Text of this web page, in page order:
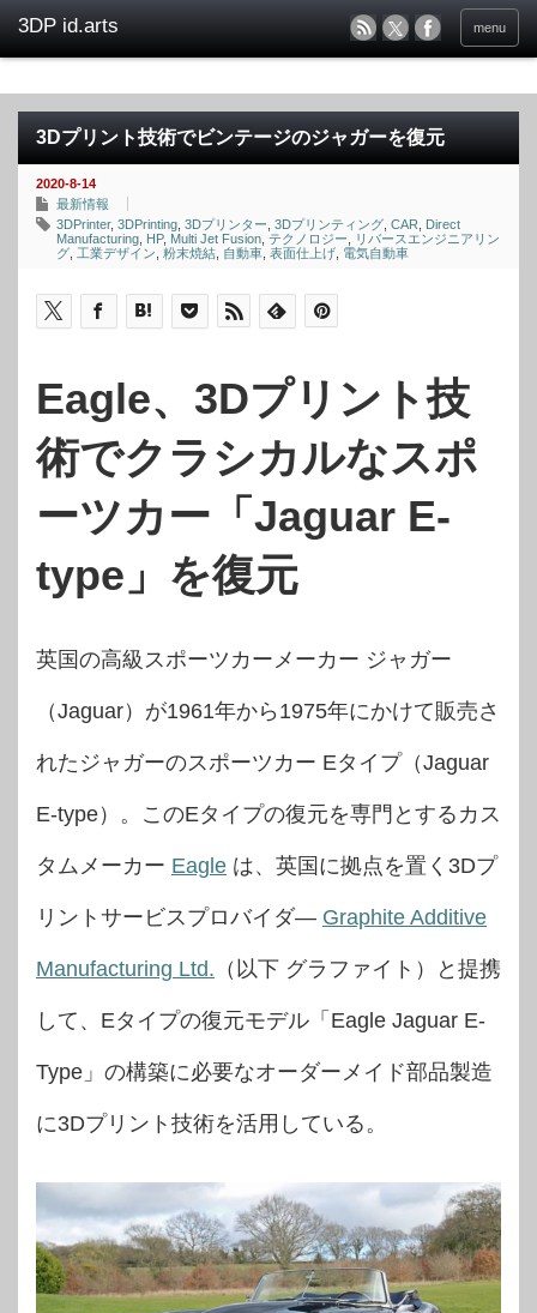
menu
3Dプリント技術でビンテージのジャガーを復元
2020-8-14
最新情報
3DPrinter, 3DPrinting 3Dプリンター 3Dプリンティング CAR
Direct
Manufacturing HP, Multi Jet Fusion テクノロジー
リバースエンジニアリン
グ 工業デザイン 粉末焼結 自動車 表面仕上げ 電気自動車
Eagle、3Dプリント技
術でクラシカルなスポ
ーツカー「Jaguar E-
type」を復元
英国の高級スポーツカーメーカー ジャガー
（Jaguar）が1961年から1975年にかけて販売さ
れたジャガーのスポーツカー Eタイプ（Jaguar
E-type）。このEタイプの復元を専門とするカス
タムメーカー Eagle は、英国に拠点を置く3Dプ
リントサービスプロバイダ― Graphite Additive
Manufacturing Ltd. （以下 グラファイト）と提携
して、Eタイプの復元モデル「Eagle Jaguar E-
Type」の構築に必要なオーダーメイド部品製造
に3Dプリント技術を活用している。